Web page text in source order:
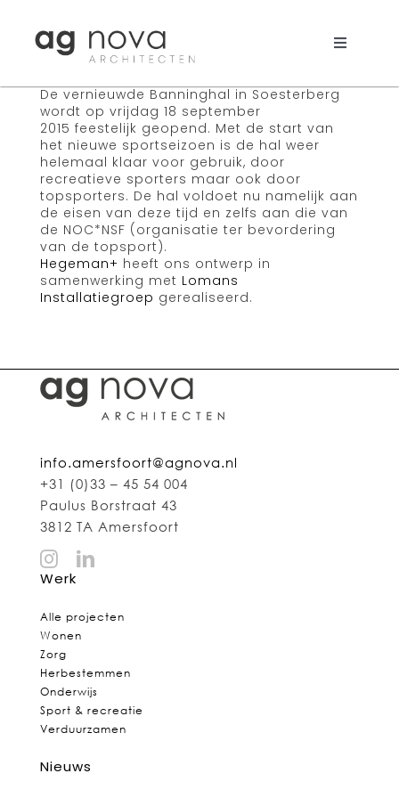
content
Toggle
Werk
Nieuws
Aanpak
Bureau
Search
for:
De vernieuwde Banninghal in Soesterberg
wordt op vrijdag 18 september
2015 feestelijk geopend. Met de start van
het nieuwe sportseizoen is de hal weer
helemaal klaar voor gebruik, door
recreatieve sporters maar ook door
topsporters. De hal voldoet nu namelijk aan
de eisen van deze tijd en zelfs aan die van
de NOC*NSF (organisatie ter bevordering
van de topsport).
Hegeman+ heeft ons ontwerp in
samenwerking met Lomans
Installatiegroep gerealiseerd.
info.amersfoort@agnova.nl
+31 (0)33 – 45 54 004
Paulus Borstraat 43
3812 TA Amersfoort
Werk
Alle projecten
Wonen
Zorg
Herbestemmen
Onderwijs
Sport & recreatie
Verduurzamen
Nieuws